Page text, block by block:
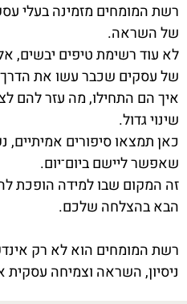
רשת המומחים מזמינה בעלי
של השראה.
לא עוד רשימת טיפים יבשים,
של עסקים שכבר עשו את
איך הם התחילו, מה עזר להם
שינוי גדול.
כאן תמצאו סיפורים אמיתיים,
שאפשר ליישם ביום־יום.
זה המקום שבו למידה הופכת
הבא בהצלחה שלכם.
רשת המומחים הוא לא רק
ניסיון, השראה וצמיחה עסקית